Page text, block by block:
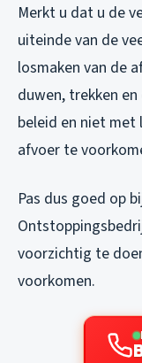
Merkt u dat u de
uiteinde van de
losmaken van de
duwen, trekken
beleid en niet met
afvoer te
Pas dus goed op
voorzichtig te
voorkomen.